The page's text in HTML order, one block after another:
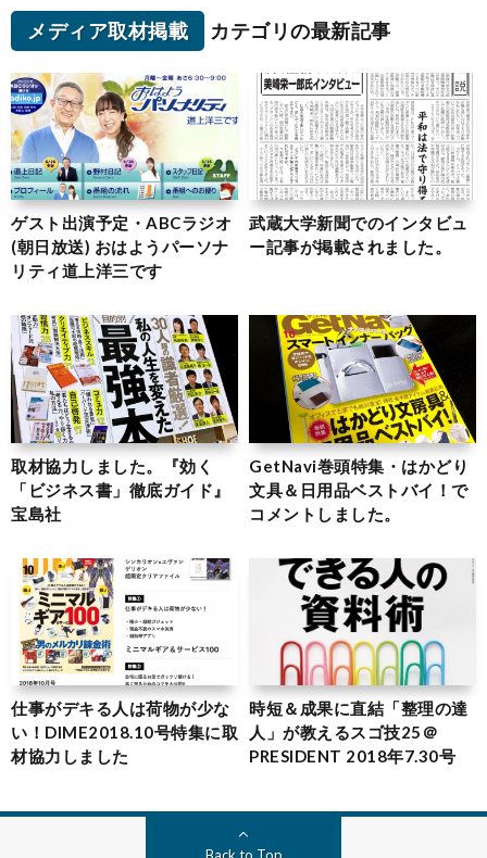
メディア取材掲載 カテゴリの最新記事
ゲスト出演予定・ABCラジオ
(朝日放送) おはようパーソナ
リティ道上洋三です
武蔵大学新聞でのインタビュ
ー記事が掲載されました。
取材協力しました。『効く
「ビジネス書」徹底ガイド』
宝島社
GetNavi巻頭特集・はかどり
文具＆日用品ベストバイ！で
コメントしました。
仕事がデキる人は荷物が少な
い！DIME2018.10号特集に取
材協力しました
時短＆成果に直結「整理の達
人」が教えるスゴ技25＠
PRESIDENT 2018年7.30号